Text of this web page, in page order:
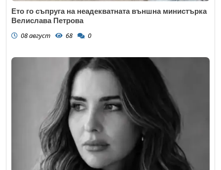
Ето го съпруга на неадекватната външна министърка
Велислава Петрова
08 август 68 0